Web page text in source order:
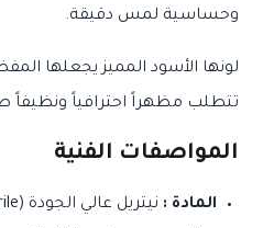
وحساسية لمس دقيقة.
لونها الأسود المميز يجعلها
تتطلب مظهراً احترافياً ونظيفاً
المواصفات الفنية
المادة :